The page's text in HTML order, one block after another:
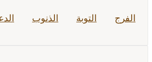
الفرج التوبة الذنوب